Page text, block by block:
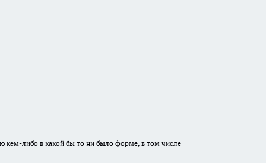
кем-либо в какой бы то ни было форме, в том числе